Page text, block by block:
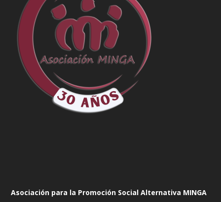
Asociación para la Promoción Social Alternativa MINGA